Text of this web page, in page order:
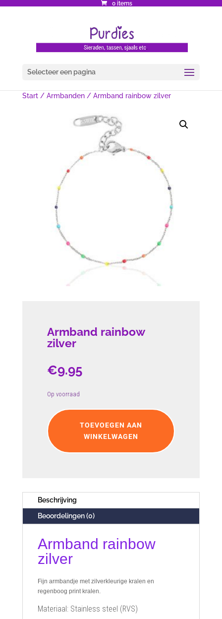
0 items
Selecteer een pagina
Start/ Armbanden/ Armband rainbow zilver
Armband rainbow
zilver
€9.95
Op voorraad
Armband
rainbow
zilver
aantal
TOEVOEGEN AAN
WINKELWAGEN
Beschrijving
Beoordelingen (0)
Armband rainbow
zilver
Fijn armbandje met zilverkleurige kralen en
regenboog print kralen.
Materiaal: Stainless steel (RVS)